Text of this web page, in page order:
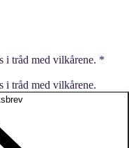
i tråd med vilkårene. *
i tråd med vilkårene.